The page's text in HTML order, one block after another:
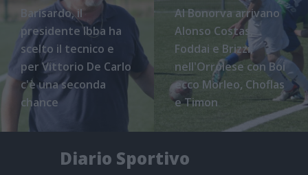
Barisardo, il
presidente Ibba ha
scelto il tecnico e
per Vittorio De Carlo
c'è una seconda
chance
Al Bonorva arrivano
Alonso Costas,
Foddai e Brizzi,
nell'Orrolese con Boi
ecco Morleo, Choflas
e Timon
Diario Sportivo